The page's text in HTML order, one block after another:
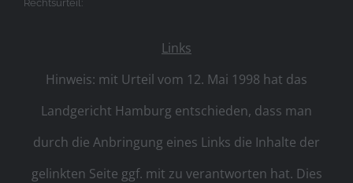
Rechtsurteil:
Links
Hinweis: mit Urteil vom 12. Mai 1998 hat das
Landgericht Hamburg entschieden, dass man
durch die Anbringung eines Links die Inhalte der
gelinkten Seite ggf. mit zu verantworten hat. Dies